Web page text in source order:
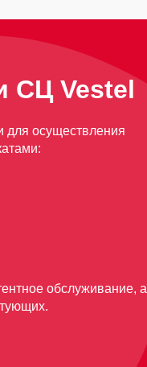
СЦ Vestel
для осуществления
обслуживание, а